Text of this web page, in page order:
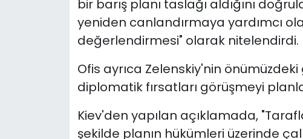
bir barış planı taslağı aldığını
yeniden canlandırmaya yardımcı
değerlendirmesi" olarak nitelendirdi.
Ofis ayrıca Zelenskiy'nin
diplomatik fırsatları görüşmeyi
Kiev'den yapılan açıklamada,
şekilde planın hükümleri üzerinde